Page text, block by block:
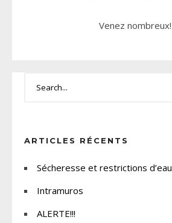
Venez nombreux!
ARTICLES RÉCENTS
Sécheresse et restrictions d’eau
Intramuros
ALERTE!!!